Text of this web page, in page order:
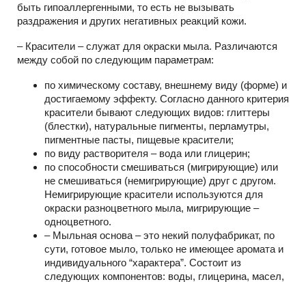
быть гипоаллергенными, то есть не вызывать
раздражения и других негативных реакций кожи.
– Красители – служат для окраски мыла. Различаются
между собой по следующим параметрам:
по химическому составу, внешнему виду (форме) и
достигаемому эффекту. Согласно данного критерия
красители бывают следующих видов: глиттеры
(блестки), натуральные пигменты, перламутры,
пигментные пасты, пищевые красители;
по виду растворителя – вода или глицерин;
по способности смешиваться (мигрирующие) или
не смешиваться (немигрирующие) друг с другом.
Немигрирующие красители используются для
окраски разноцветного мыла, мигрирующие –
одноцветного.
– Мыльная основа – это некий полуфабрикат, по
сути, готовое мыло, только не имеющее аромата и
индивидуального “характера”. Состоит из
следующих компонентов: воды, глицерина, масел,